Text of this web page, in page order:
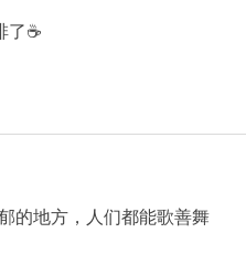
了☕️
的地方，人们都能歌善舞